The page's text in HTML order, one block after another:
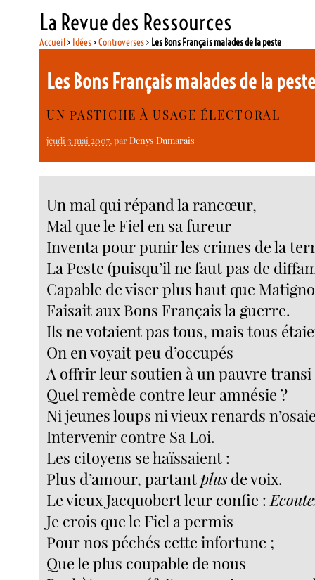
La Revue des Ressources
Accueil> Idées>Controverses> Les Bons Français malades de la peste
Les Bons Français malades de la
UN PASTICHE À USAGE ÉLECTORAL
jeudi 3 mai 2007, parDenys Dumarais
Un mal qui répand la rancœur,
Mal que le Fiel en sa fureur
Inventa pour punir les crimes de la
La Peste (puisqu’il ne faut pas de
Capable de viser plus haut que
Faisait aux Bons Français la guerre.
Ils ne votaient pas tous, mais tous
On en voyait peu d’occupés
A offrir leur soutien à un pauvre transi
Quel remède contre leur amnésie ?
Ni jeunes loups ni vieux renards
Intervenir contre Sa Loi.
Les citoyens se haïssaient :
Plus d’amour, partantplus de voix.
Le vieux Jacquobert leur confie :
Je crois que le Fiel a permis
Pour nos péchés cette infortune ;
Que le plus coupable de nous